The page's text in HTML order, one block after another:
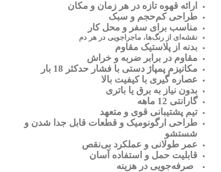
ارائه قهوه تازه در هر زمان و مکان
طراحی کم‌حجم و سبک
مناسب برای سفر و محل کار
نقشه‌ای از رنگ‌ها، ماجراجویی در هر دم
بدنه از پلاستیک مقاوم
مقاوم در برابر ضربه و خراش
مکانیزم پمپاژ دستی با فشار حدکثر 18 بار
عصاره ‌گیری با کیفیت بالا
بدون نیاز به برق یا باتری
گارانتی 12 ماهه
تیم پشتیبانی قوی و متعهد
طراحی ارگونومیک و قطعات قابل جدا شدن و
شستشو
عمر طولانی و عملکرد بی‌نقص
قابلیت حمل و استفاده آسان
صرفه‌جویی در هزینه